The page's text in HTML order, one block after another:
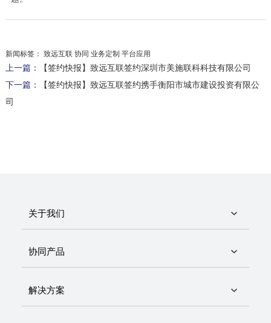
新闻标签： 致远互联 协同 业务定制 平台应用
上一篇：
【签约快报】致远互联签约深圳市美施联科科技有限公司
下一篇：
【签约快报】致远互联签约携手衡阳市城市建设投资有限公
司
关于我们
协同产品
解决方案